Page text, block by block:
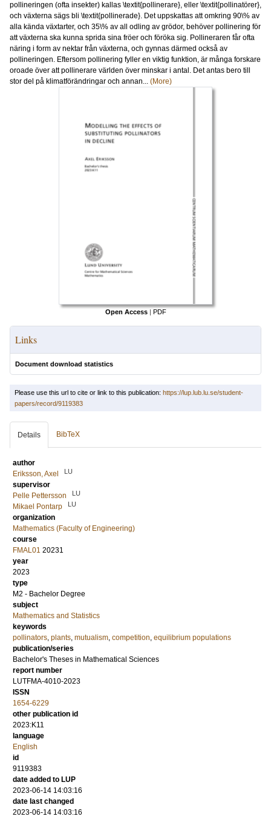
pollineringen (ofta insekter) kallas \textit{pollinerare}, eller \textit{pollinatörer},
och växterna sägs bli \textit{pollinerade}. Det uppskattas att omkring 90\% av
alla kända växtarter, och 35\% av all odling av grödor, behöver pollinering för
att växterna ska kunna sprida sina fröer och föröka sig. Pollineraren får ofta
näring i form av nektar från växterna, och gynnas därmed också av
pollineringen. Eftersom pollinering fyller en viktig funktion, är många forskare
oroade över att pollinerare världen över minskar i antal. Det antas bero till
stor del på klimatförändringar och annan... (More)
Open Access | PDF
Links
Document download statistics
Please use this url to cite or link to this publication: https://lup.lub.lu.se/student-
papers/record/9119383
Details BibTeX
author
Eriksson, Axel
LU
supervisor
Pelle Pettersson
LU
Mikael Pontarp LU
organization
Mathematics (Faculty of Engineering)
course
FMAL01 20231
year
2023
type
M2 - Bachelor Degree
subject
Mathematics and Statistics
keywords
pollinators plants mutualism competition equilibrium populations
publication/series
Bachelor's Theses in Mathematical Sciences
report number
LUTFMA-4010-2023
ISSN
1654-6229
other publication id
2023:K11
language
English
id
9119383
date added to LUP
2023-06-14 14:03:16
date last changed
2023-06-14 14:03:16